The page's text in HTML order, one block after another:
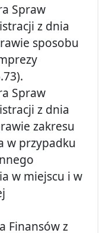
Spraw
z dnia
sposobu
Spraw
z dnia
zakresu
w przypadku
w miejscu i w
Finansów z